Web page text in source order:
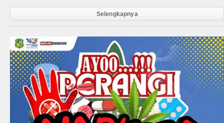
Selengkapnya